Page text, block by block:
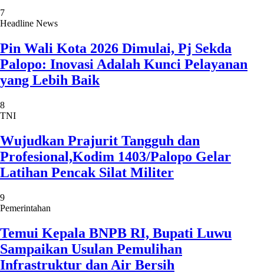
7
Headline News
Pin Wali Kota 2026 Dimulai, Pj Sekda
Palopo: Inovasi Adalah Kunci Pelayanan
yang Lebih Baik
8
TNI
Wujudkan Prajurit Tangguh dan
Profesional,Kodim 1403/Palopo Gelar
Latihan Pencak Silat Militer
9
Pemerintahan
Temui Kepala BNPB RI, Bupati Luwu
Sampaikan Usulan Pemulihan
Infrastruktur dan Air Bersih